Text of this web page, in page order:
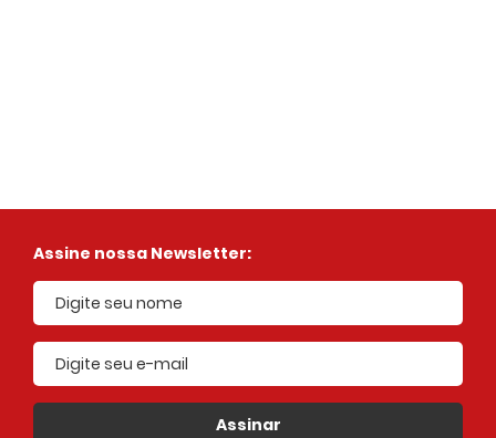
Assine nossa Newsletter:
Assinar
E-mail cadastrado